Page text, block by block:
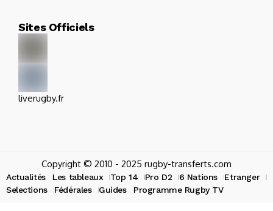
Sites Officiels
liverugby.fr
Copyright © 2010 - 2025 rugby-transferts.com
Actualités Les tableaux Top 14 Pro D2 6 Nations
Etranger
Selections
Fédérales Guides Programme Rugby TV